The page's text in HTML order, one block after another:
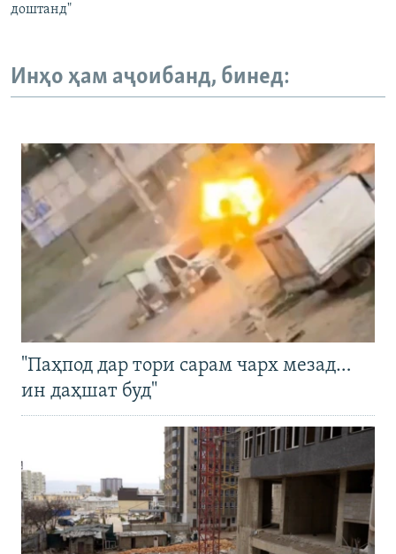
доштанд"
Инҳо ҳам аҷоибанд, бинед:
"Паҳпод дар тори сарам чарх мезад…
ин даҳшат буд"